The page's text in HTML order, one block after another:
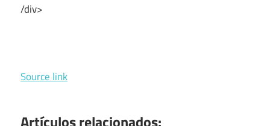
/div>
Source link
Artículos relacionados: